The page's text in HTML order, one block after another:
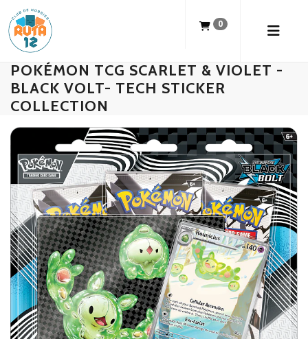
0
POKÉMON TCG SCARLET & VIOLET -
BLACK VOLT- TECH STICKER
COLLECTION